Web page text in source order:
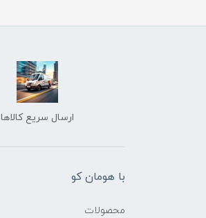
ارسال سریع کالاها
با هومان کو
محصولات